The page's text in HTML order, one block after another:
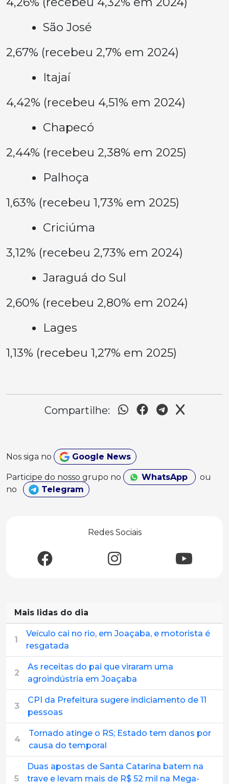
São José
2,67% (recebeu 2,7% em 2024)
Itajaí
4,42% (recebeu 4,51% em 2024)
Chapecó
2,44% (recebeu 2,38% em 2025)
Palhoça
1,63% (recebeu 1,73% em 2025)
Criciúma
3,12% (recebeu 2,73% em 2024)
Jaraguá do Sul
2,60% (recebeu 2,80% em 2024)
Lages
1,13% (recebeu 1,27% em 2025)
Compartilhe:
Nos siga no Google News
Participe do nosso grupo no WhatsApp
ou
no
Telegram
Redes Sociais
Mais lidas do dia
1
Veículo cai no rio, em Joaçaba, e motorista é
resgatada
2
As receitas do pai que viraram uma
agroindústria em Joaçaba
3
CPI da Prefeitura sugere indiciamento de 11
pessoas
4
Tornado atinge o RS; Estado tem danos por
causa do temporal
5
Duas apostas de Santa Catarina batem na
trave e levam mais de R$ 52 mil na Mega-